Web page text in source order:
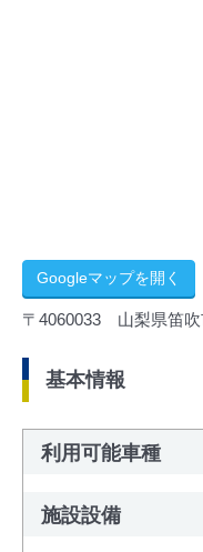
Googleマップを開く
〒4060033 山梨県笛吹
基本情報
利用可能車種
施設設備